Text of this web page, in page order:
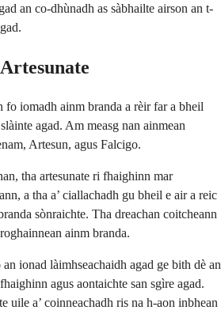
an co-dhùnadh as sàbhailte airson an t-
iomadh ainm branda a rèir far a bheil
agad. Am measg nan ainmean
Artesun, agus Falcigo.
tha artesunate ri fhaighinn mar
a tha a’ ciallachadh gu bheil e air a reic
sònraichte. Tha dreachan coitcheann
ainm branda.
ionad làimhseachaidh agad ge bith dè an
agus aontaichte san sgìre agad.
uile a’ coinneachadh ris na h-aon inbhean